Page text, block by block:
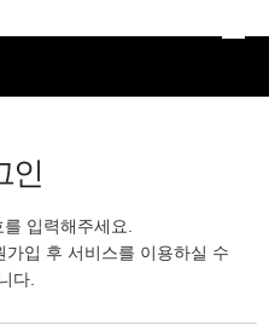
인
입력해주세요.
입 후 서비스를 이용하실 수
다.